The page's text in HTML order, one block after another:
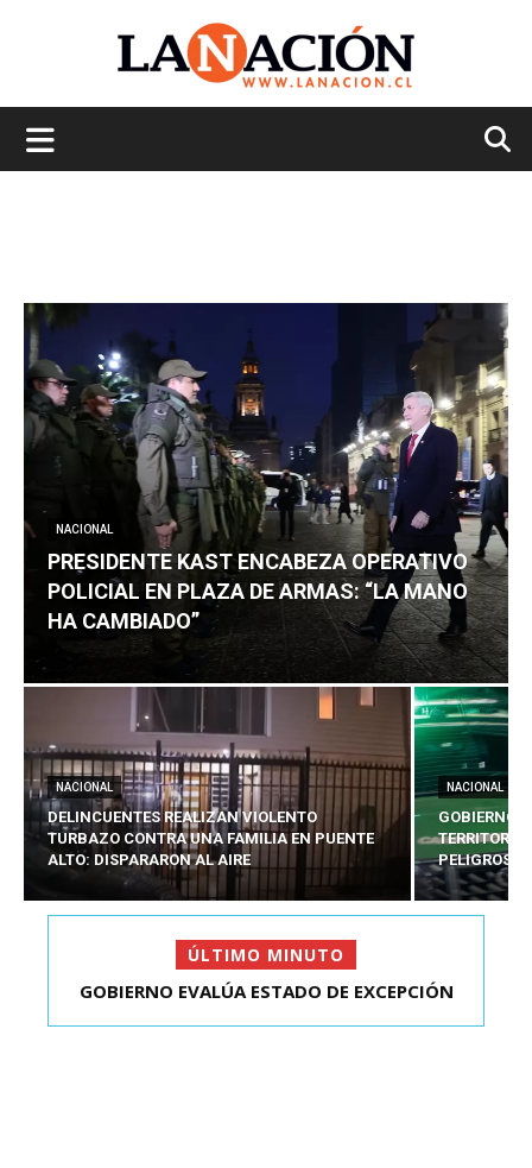
NACIONAL
PRESIDENTE KAST ENCABEZA OPERATIVO
POLICIAL EN PLAZA DE ARMAS: “LA MANO
HA CAMBIADO”
NACIONAL
DELINCUENTES REALIZAN VIOLENTO
TURBAZO CONTRA UNA FAMILIA EN PUENTE
ALTO: DISPARARON AL AIRE
NACIONAL
GOBIERNO
PELIGROSOS
ÚLTIMO MINUTO
PRESIDENTE KAST ENCABEZA OPERATIVO